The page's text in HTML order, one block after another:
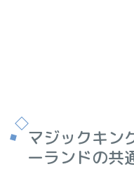
マジックキン
ーランドの共